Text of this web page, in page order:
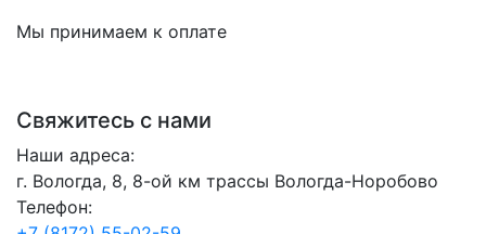
Мы принимаем к оплате
Свяжитесь с нами
Наши адреса:
г. Вологда, 8, 8-ой км трассы Вологда-Норобово
Телефон: